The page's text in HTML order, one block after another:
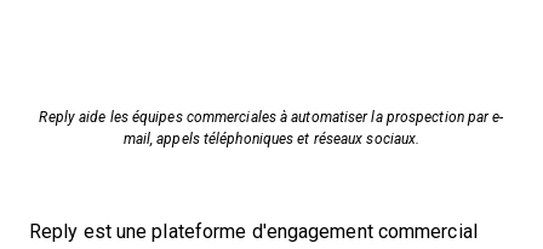
Reply aide les équipes commerciales à automatiser la prospection par e-
mail, appels téléphoniques et réseaux sociaux.
Reply est une plateforme d'engagement commercial